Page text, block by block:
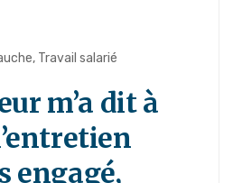
, Travail salarié
m’a dit à
engagé,